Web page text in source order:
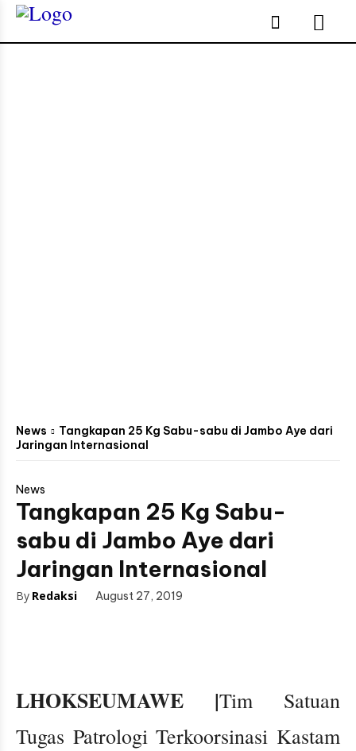
News
Tangkapan 25 Kg Sabu-sabu di Jambo Aye dari
Jaringan Internasional
News
Tangkapan 25 Kg Sabu-
sabu di Jambo Aye dari
Jaringan Internasional
By Redaksi August 27, 2019
LHOKSEUMAWE |Tim Satuan
Tugas Patrologi Terkoorsinasi Kastam